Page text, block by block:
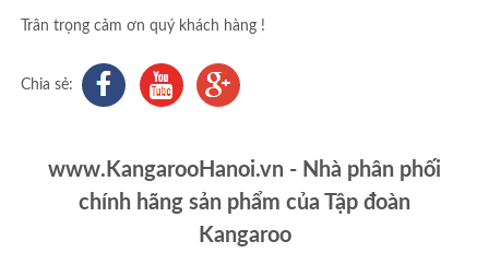
Trân trọng cảm ơn quý khách hàng !
Chia sẻ:
www.KangarooHanoi.vn - Nhà phân phối
chính hãng sản phẩm của Tập đoàn
Kangaroo